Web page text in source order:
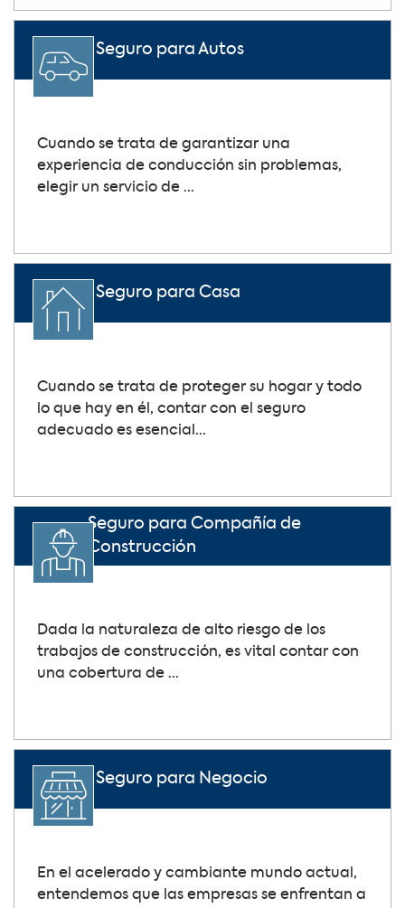
Seguro para Autos
Cuando se trata de garantizar una
experiencia de conducción sin problemas,
elegir un servicio de ...
Seguro para Casa
Cuando se trata de proteger su hogar y todo
lo que hay en él, contar con el seguro
adecuado es esencial...
Seguro para Compañía de
Construcción
Dada la naturaleza de alto riesgo de los
trabajos de construcción, es vital contar con
una cobertura de ...
Seguro para Negocio
En el acelerado y cambiante mundo actual,
entendemos que las empresas se enfrentan a